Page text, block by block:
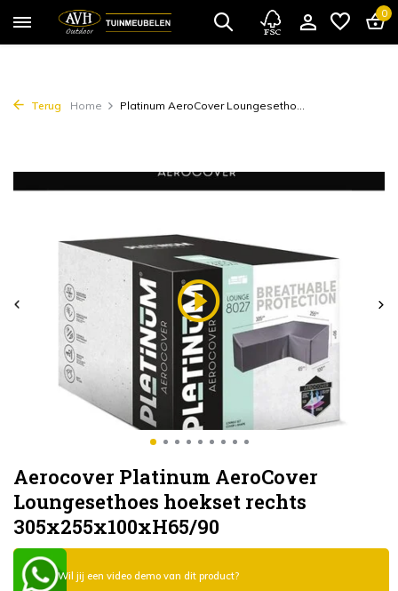
0
Terug Home Platinum AeroCover Loungesetho...
Aerocover Platinum AeroCover
Loungesethoes hoekset rechts
305x255x100xH65/90
Wil jij een video demo van dit product?